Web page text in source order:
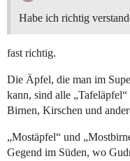
Habe ich richtig
fast richtig.
Die Äpfel, die man im
kann, sind alle
Birnen, Kirschen und
„Mostäpfel“ und
Gegend im Süden, wo